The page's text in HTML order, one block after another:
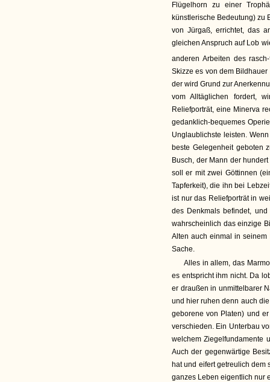
Flügelhorn zu einer
künstlerische Bedeutung) zu
von Jürgaß, errichtet, das
gleichen Anspruch auf Lob
anderen Arbeiten des
Skizze es von dem
der wird Grund zur
vom Alltäglichen fordert,
Reliefporträt, eine Minerva
gedanklich-bequemes
Unglaublichste leisten.
beste Gelegenheit geboten
Busch, der Mann der
soll er mit zwei Göttinnen
Tapferkeit), die ihn bei
ist nur das Reliefporträt in
des Denkmals befindet,
wahrscheinlich das einzige
Alten auch einmal in
Sache.
Alles in allem, das
es entspricht ihm nicht. Da
er draußen in unmittelbarer
und hier ruhen denn auch
geborene von Platen) und
verschieden. Ein Unterbau
welchem Ziegelfundamente
Auch der gegenwärtige
hat und eifert getreulich dem
ganzes Leben eigentlich nur